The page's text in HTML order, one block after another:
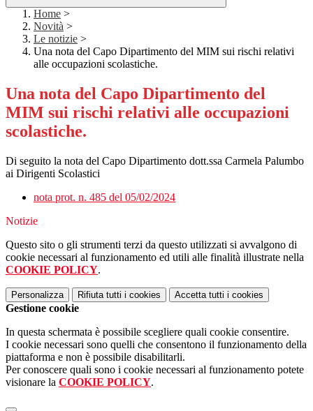
Home >
Novità >
Le notizie >
Una nota del Capo Dipartimento del MIM sui rischi relativi
alle occupazioni scolastiche.
Una nota del Capo Dipartimento del
MIM sui rischi relativi alle occupazioni
scolastiche.
Di seguito la nota del Capo Dipartimento dott.ssa Carmela Palumbo
ai Dirigenti Scolastici
nota prot. n. 485 del 05/02/2024
Notizie
Questo sito o gli strumenti terzi da questo utilizzati si avvalgono di
cookie necessari al funzionamento ed utili alle finalità illustrate nella
COOKIE POLICY.
Personalizza Rifiuta tutti i cookies Accetta tutti i cookies
Gestione cookie
In questa schermata è possibile scegliere quali cookie consentire.
I cookie necessari sono quelli che consentono il funzionamento della
piattaforma e non è possibile disabilitarli.
Per conoscere quali sono i cookie necessari al funzionamento potete
visionare la COOKIE POLICY.